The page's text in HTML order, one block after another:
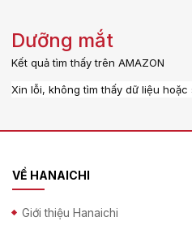
Dưỡng mắt
Kết quả tìm thấy trên AMAZON
Xin lỗi, không tìm thấy dữ liệu
VỀ HANAICHI
Giới thiệu Hanaichi